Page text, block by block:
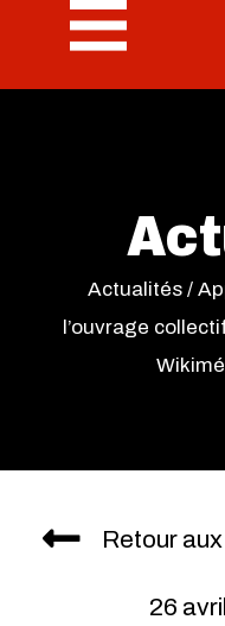
Actualités/
l’ouvrage
Retour
26